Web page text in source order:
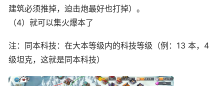
建筑必须推掉，迫击炮最好也打掉）。
（4）就可以集火爆本了
注：同本科技：在大本等级内的科技等级（例：13 本，4
级坦克，这就是同本科技）